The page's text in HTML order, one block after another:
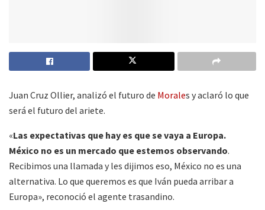
Juan Cruz Ollier, analizó el futuro de Morales y aclaró lo que
será el futuro del ariete.
«Las expectativas que hay es que se vaya a Europa.
México no es un mercado que estemos observando.
Recibimos una llamada y les dijimos eso, México no es una
alternativa. Lo que queremos es que Iván pueda arribar a
Europa», reconoció el agente trasandino.